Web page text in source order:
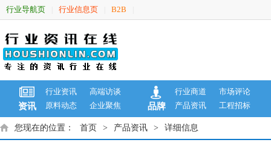
行业导航页 行业信息页 B2B
资讯
行业资讯
高端访谈
原料动态
企业聚焦 品牌
行业商道
市场评论
产品资讯
工程招标
您现在的位置： 首页 > 产品资讯 > 详细信息